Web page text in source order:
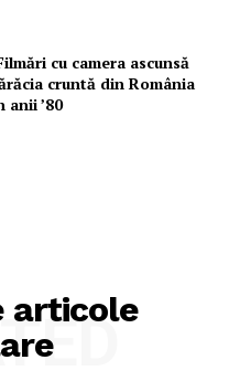
cu camera ascunsă
cruntă din România
anii ’80
articole